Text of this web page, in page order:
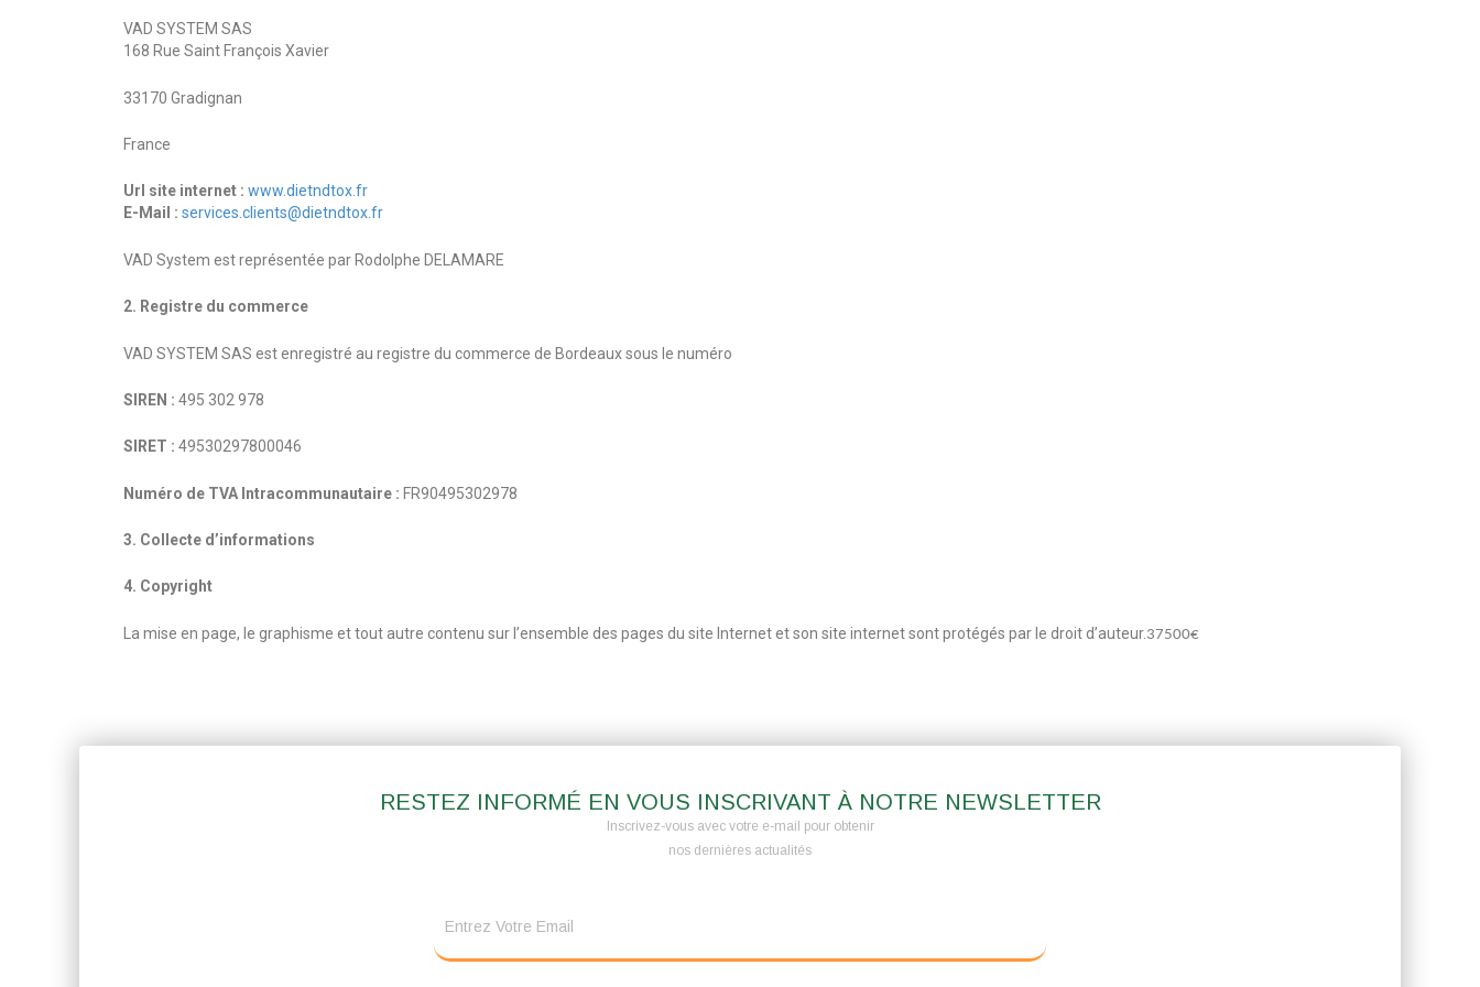
VAD SYSTEM SAS
168 Rue Saint François Xavier
33170 Gradignan
France
Url site internet : www.dietndtox.fr
E-Mail : services.clients@dietndtox.fr
VAD System est représentée par Rodolphe DELAMARE
2. Registre du commerce
VAD SYSTEM SAS est enregistré au registre du commerce de Bordeaux sous le numéro
SIREN : 495 302 978
SIRET : 49530297800046
Numéro de TVA Intracommunautaire : FR90495302978
3. Collecte d’informations
4. Copyright
La mise en page, le graphisme et tout autre contenu sur l’ensemble des pages du site Internet et son site internet sont protégés par le droit d’auteur. 37500€
RESTEZ INFORMÉ EN VOUS INSCRIVANT À NOTRE NEWSLETTER
Inscrivez-vous avec votre e-mail pour obtenir
nos dernières actualités